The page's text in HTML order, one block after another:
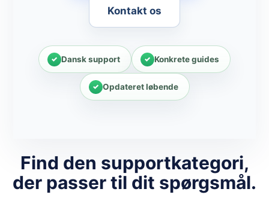
Kontakt os
Dansk support Konkrete guides
Opdateret løbende
Find den supportkategori,
der passer til dit spørgsmål.